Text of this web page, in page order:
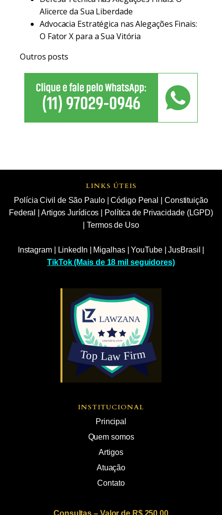
Alicerce da Sua Liberdade
Advocacia Estratégica nas Alegações Finais:
O Fator X para a Sua Vitória
Outros posts
LINKS ÚTEIS
Polícia Civil de São Paulo|Código Penal
Constituição
Federal
Artigos Jurídicos
Política de Privacidade (LGPD)
|Termos de Uso
Instagram| LinkedIn Migalhas|YouTube|JusBrasil
TikTok (Mais de 18 mil seguidores)
INSTITUCIONAL
Principal
Quem somos
Artigos
Atuação
Contato
Consultas – Valor de R$ 250,00